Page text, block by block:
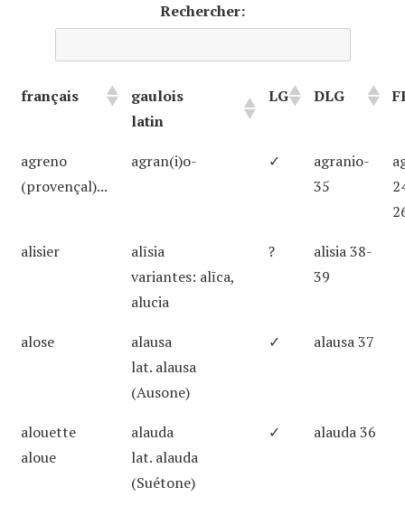
Rechercher:
français
gaulois
latin
LG DLG
agreno
(provençal)...
agran(i)o- ✓
agranio-
35
alisier
alīsia
variantes: alīca,
alucia
?
alisia 38-
39
alose
alausa
lat. alausa
(Ausone)
✓ alausa 37
alouette
aloue
alauda
lat. alauda
(Suétone)
✓ alauda 36